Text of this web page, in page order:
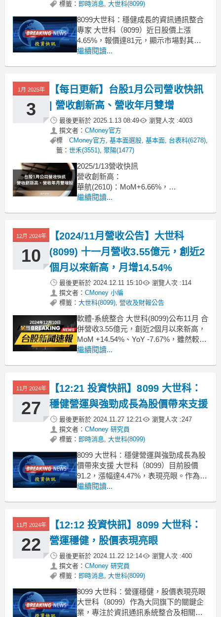
標籤： 即時消息, 大世科(8099)
8099大世科：穩健成長的資訊通訊整合
專家 大世科（8099）近日股價上漲
4.65%，報價達81元，顯示市場對其未
來成長持正面看法。作為大同集團旗下
（47.93%）、現代化資料中心
（19.19%）與通訊協作等各類服務。根
據券商報告指出，
繼續閱讀...
1月 2025年
3
【每日更新】台股1月公司營收快訊
| 營收創新高、營收年月雙增
最後更新於 2025.1.13 08:49 瀏覽人次 :4003
撰文者： CMoney官方
標
籤：
CMoney官方, 基本面選股, 基本面, 台表科(6278),
世禾(3551), 聚陽(1477)
2025/1/13營收快訊
營收創新高：
華航(2610)：MoM+6.66%，
YoY+14.19%
YoY+6.99%
YoY+47.76%
世禾(3551)：MoM+7.39%，Yo
繼續閱讀...
12月 2024年
10
【2024/11月營收公告】大世科
(8099) 十一月營收3.55億元，創近2
個月以來新高，月增14.54%
最後更新於 2024.12.11 15:10 瀏覽人次 :114
撰文者： CMoney 小編
標籤： 大世科(8099), 營收及財報公告
軟體-系統整合 大世科(8099)公布11月 合
併營收3.55億元，創近2個月以來新高，
MoM +14.54%、YoY -7.67%，雖然較上
月成長，但成長力道仍不比去年同期；
市相關資訊，可點擊下方連結，從籌
繼續閱讀...
11月 2024年
27
【12:21 投資快訊】8099 大世科：
穩健營運與強勁成長為股價帶來支援
最後更新於 2024.11.27 12:21 瀏覽人次 :247
撰文者： CMoney 研究員
標籤： 即時消息, 大世科(8099)
8099 大世科：穩健營運與強勁成長為股
價帶來支援 大世科（8099）目前股價
91.2，漲幅達4.47%，表現亮眼。作為大
同旗下公司，專注於資訊通訊系統整合
了其市場地位。根據券商報告，公司的
多元化策略及穩定的營收來源，使其在
當前
繼續閱讀...
11月 2024年
22
【12:12 投資快訊】8099 大世科：
營運穩健，股價表現亮眼
最後更新於 2024.11.22 12:14 瀏覽人次 :400
撰文者： CMoney 研究員
標籤： 即時消息, 大世科(8099)
8099 大世科：營運穩健，股價表現亮眼
大世科（8099）作為大同旗下的關鍵企
業，專注於資訊通訊系統整合及相關技